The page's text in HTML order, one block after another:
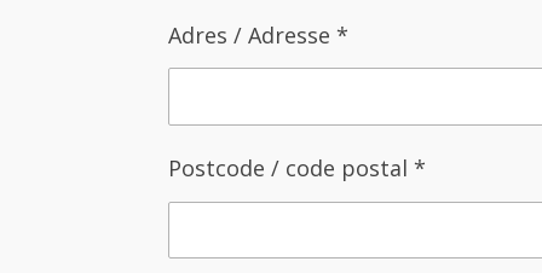
Adres / Adresse *
Postcode / code postal *